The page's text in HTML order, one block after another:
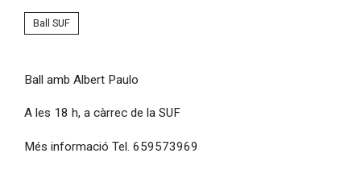
Ball SUF
Ball amb Albert Paulo
A les 18 h, a càrrec de la SUF
Més informació Tel. 659573969